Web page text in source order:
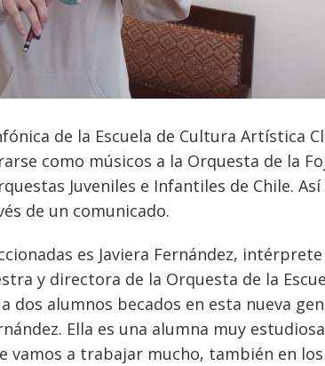
de la Escuela de Cultura Artística
como músicos a la Orquesta de la
Juveniles e Infantiles de Chile.
de un comunicado.
es Javiera Fernández,
y directora de la Orquesta de la
dos alumnos becados en esta nueva
Ella es una alumna muy
vamos a trabajar mucho, también en